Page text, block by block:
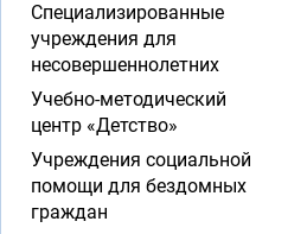
Специализированные
учреждения для
несовершеннолетних
Учебно-методический
центр «Детство»
Учреждения социальной
помощи для бездомных
граждан